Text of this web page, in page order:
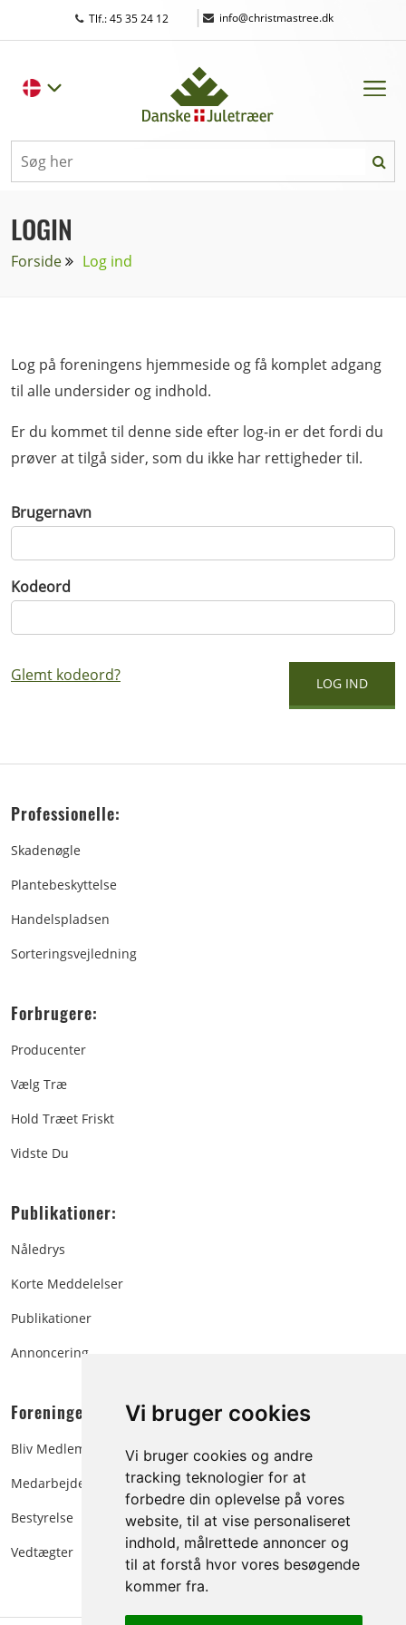
Vi bruger cookies
Vi bruger cookies og andre
tracking teknologier for at
forbedre din oplevelse på vores
website, til at vise personaliseret
indhold, målrettede annoncer og
til at forstå hvor vores besøgende
kommer fra.
Tlf.: 45 35 24 12 | info@christmastree.dk
LOGIN
Forside Log ind
Log på foreningens hjemmeside og få komplet adgang
til alle undersider og indhold.
Er du kommet til denne side efter log-in er det fordi du
prøver at tilgå sider, som du ikke har rettigheder til.
Brugernavn
Kodeord
Glemt kodeord?
Professionelle:
Skadenøgle
Plantebeskyttelse
Handelspladsen
Sorteringsvejledning
Forbrugere:
Producenter
Vælg Træ
Hold Træet Friskt
Vidste Du
Publikationer:
Nåledrys
Korte Meddelelser
Publikationer
Annoncering
Foreningen:
Bliv Medlem
Medarbejdere
Bestyrelse
Vedtægter